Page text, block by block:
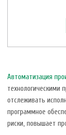
Автоматизация
технологическими
отслеживать
программное
риски, повышает